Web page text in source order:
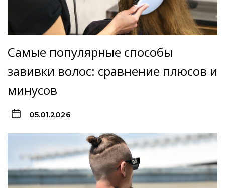
Самые популярные способы
завивки волос: сравнение плюсов и
минусов
05.01.2026